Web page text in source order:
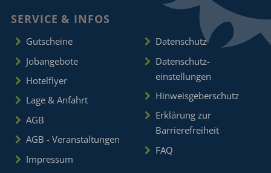
SERVICE & INFOS
Gutscheine
Jobangebote
Hotelflyer
Lage & Anfahrt
AGB
AGB - Veranstaltungen
Impressum
Datenschutz
Datenschutz­
einstellungen
Hinweisgeberschutz
Erklärung zur
Barrierefreiheit
FAQ